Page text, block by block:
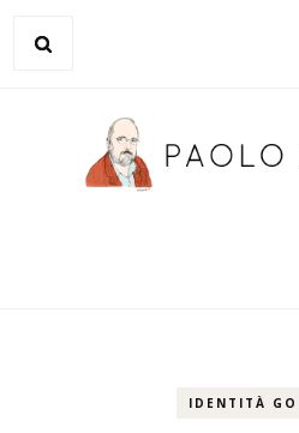
IDENTITÀ